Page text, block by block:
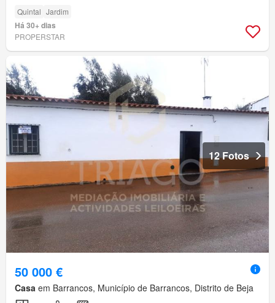
Quintal Jardim
Há 30+ dias
PROPERSTAR
12 Fotos
50 000 €
Casa em Barrancos, Município de Barrancos, Distrito de Beja